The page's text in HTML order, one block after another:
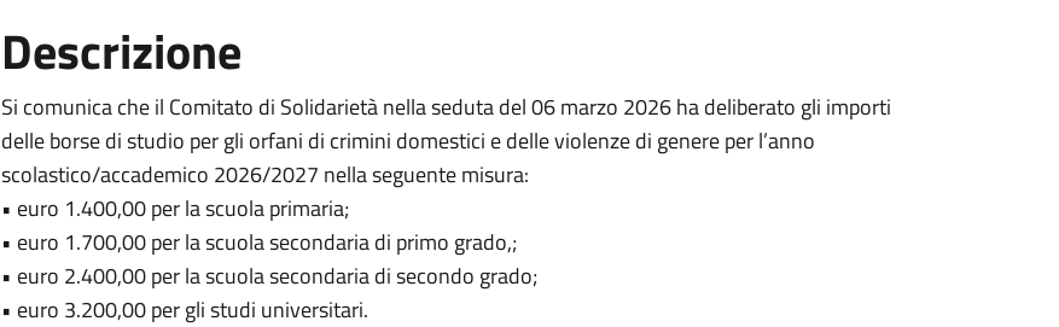
Descrizione
Si comunica che il Comitato di Solidarietà nella seduta del 06 marzo 2026 ha deliberato gli importi
delle borse di studio per gli orfani di crimini domestici e delle violenze di genere per l’anno
scolastico/accademico 2026/2027 nella seguente misura:
• euro 1.400,00 per la scuola primaria;
• euro 1.700,00 per la scuola secondaria di primo grado,;
• euro 2.400,00 per la scuola secondaria di secondo grado;
• euro 3.200,00 per gli studi universitari.